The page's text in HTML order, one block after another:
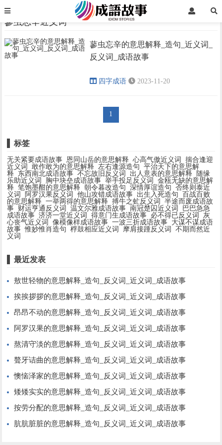
› ›
蓼虫忘辛近义词
蓼虫忘辛近义词
蓼虫忘辛的意思解释_造句_近义词_
反义词_成语故事
四字成语 2023-11-20
1
标签
无关紧要成语故事 恩同山岳的意思解释 心高气傲近义词
揣合逢迎
近义词
敢作敢为的意思解释 左右逢源造句
平治天下的意思解
释
东西南北成语故事 不忘故旧反义词 出人意表的意思解释
随缘
乐助近义词
胸中块垒成语故事 举手投足反义词
金瓯无缺的意思解
释
笔饱墨酣的意思解释 朝令暮改造句 深情厚谊造句
否终则泰近
义词
阿罗汉果反义词 他山攻错成语故事 出生入死造句
百战百败
的意思解释
一举两得的意思解释 搏牛之虻反义词
半途而废成语故
事 财运亨通反义词 温文尔雅成语故事 南冠楚囚近义词
巴巴急急
成语故事 济济一堂近义词 得意门生成语故事 必不得已反义词
灰
心丧气近义词
像模像样成语故事 一波三折成语故事 大谋不谋成语
故事 惟妙惟肖造句 桴鼓相应近义词 摩肩接踵反义词
不期而然近
义词
最近发表
敖世轻物的意思解释_造句_反义词_近义词_成语故事
挨挨拶拶的意思解释_造句_反义词_近义词_成语故事
昂昂不动的意思解释_造句_反义词_近义词_成语故事
阿罗汉果的意思解释_造句_反义词_近义词_成语故事
熬清守淡的意思解释_造句_反义词_近义词_成语故事
聱牙诘曲的意思解释_造句_反义词_近义词_成语故事
懊恼泽家的意思解释_造句_反义词_近义词_成语故事
矮矮实实的意思解释_造句_反义词_近义词_成语故事
按劳分配的意思解释_造句_反义词_近义词_成语故事
肮肮脏脏的意思解释_造句_反义词_近义词_成语故事